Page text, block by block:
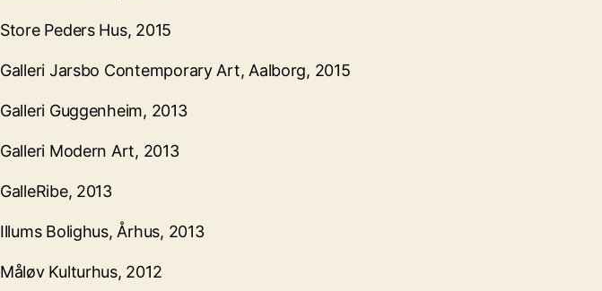
Store Peders Hus, 2015
Galleri Jarsbo Contemporary Art, Aalborg, 2015
Galleri Guggenheim, 2013
Galleri Modern Art, 2013
GalleRibe, 2013
Illums Bolighus, Århus, 2013
Måløv Kulturhus, 2012